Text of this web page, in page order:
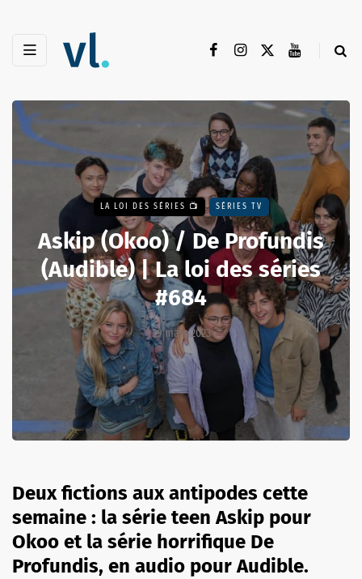
LA LOI DES SÉRIES 📺 SÉRIES TV
Askip (Okoo) / De Profundis
(Audible) | La loi des séries
#684
29 mars 2023
Deux fictions aux antipodes cette
semaine : la série teen Askip pour
Okoo et la série horrifique De
Profundis, en audio pour Audible.